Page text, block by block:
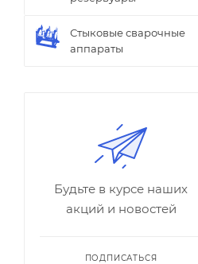
Стыковые сварочные
аппараты
Будьте в курсе наших
акций и новостей
ПОДПИСАТЬСЯ